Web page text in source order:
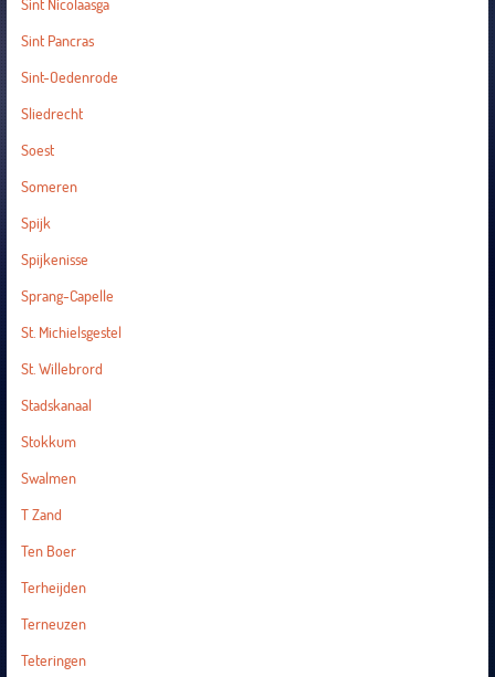
Sint Nicolaasga
Sint Pancras
Sint-Oedenrode
Sliedrecht
Soest
Someren
Spijk
Spijkenisse
Sprang-Capelle
St. Michielsgestel
St. Willebrord
Stadskanaal
Stokkum
Swalmen
T Zand
Ten Boer
Terheijden
Terneuzen
Teteringen